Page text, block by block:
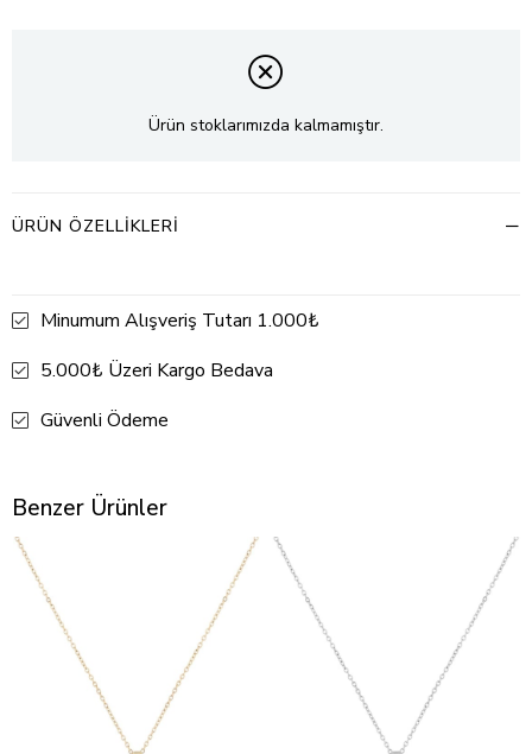
Ürün stoklarımızda kalmamıştır.
ÜRÜN ÖZELLIKLERI
Minumum Alışveriş Tutarı 1.000₺
5.000₺ Üzeri Kargo Bedava
Güvenli Ödeme
Benzer Ürünler